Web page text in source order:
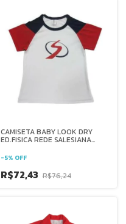
CAMISETA BABY LOOK DRY
ED.FISICA REDE SALESIANA
-5% OFF
R$72,43 R$76,24